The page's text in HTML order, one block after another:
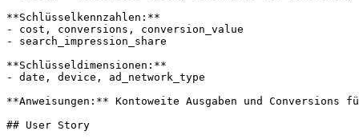
**Schlüsselkennzahlen:**
- cost, conversions, conversion_value
- search_impression_share
**Schlüsseldimensionen:**
- date, device, ad_network_type
**Anweisungen:** Kontoweite Ausgaben und Conversions
## User Story